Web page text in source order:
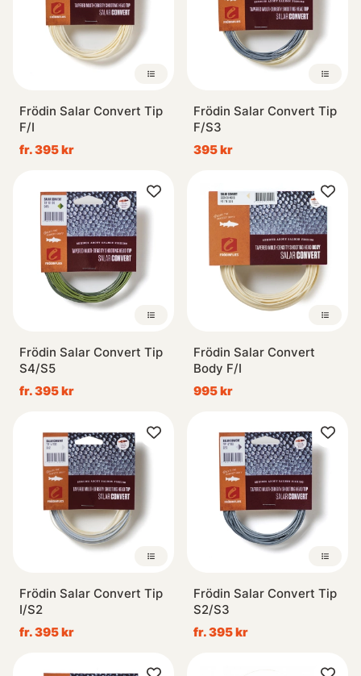
Frödin Salar Convert Tip
F/I
fr. 395 kr
Frödin Salar Convert Tip
F/S3
395 kr
Frödin Salar Convert Tip
S4/S5
fr. 395 kr
Frödin Salar Convert
Body F/I
995 kr
Frödin Salar Convert Tip
I/S2
fr. 395 kr
Frödin Salar Convert Tip
S2/S3
fr. 395 kr